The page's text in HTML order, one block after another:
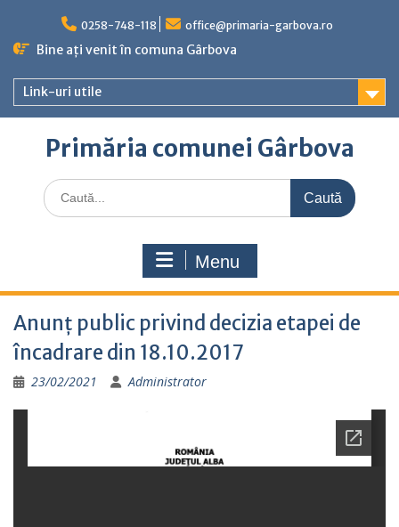
content
0258-748-118 office@primaria-garbova.ro
Bine ați venit în comuna Gârbova
Link-uri utile
Primăria comunei Gârbova
Caută
for:
Menu
Anunț public privind decizia etapei de
încadrare din 18.10.2017
23/02/2021 Administrator